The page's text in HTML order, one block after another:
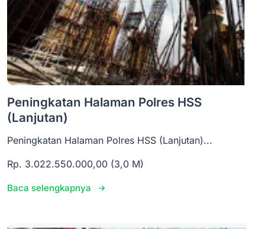
Peningkatan Halaman Polres HSS
(Lanjutan)
Peningkatan Halaman Polres HSS (Lanjutan)...
Rp. 3.022.550.000,00 (3,0 M)
Baca selengkapnya